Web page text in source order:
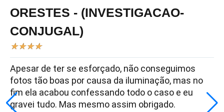
ORESTES - (INVESTIGACAO-
CONJUGAL)
★★★★
Apesar de ter se esforçado, não conseguimos
fotos tão boas por causa da iluminação, mas no
fim ela acabou confessando todo o caso e eu
gravei tudo. Mas mesmo assim obrigado.